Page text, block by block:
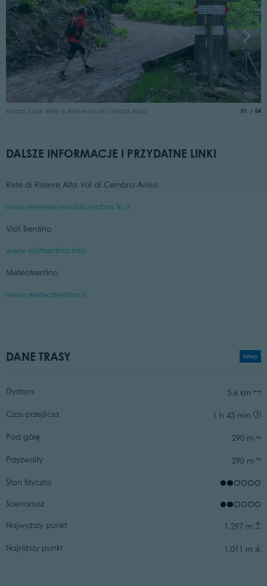
© Sara Zucal, Rete di Riserve Val di Cembra Avisio 01 of
04
DALSZE INFORMACJE I PRZYDATNE LINKI
Rete di Riserve Alta Val di Cembra-Avisio
www.reteriservevaldicembra.tn.it
Visit Trentino
www.visittrentino.info
Meteotrentino
www.meteotrentino.it
DANE TRASY łatwy
Dystans 5,6 km
Czas przejścia 1 h 45 min
Pod górę 290 m
Przyzwoity 290 m
Stan fizyczny
Scenariusz
Najwyższy punkt 1.297 m
Najniższy punkt 1.011 m